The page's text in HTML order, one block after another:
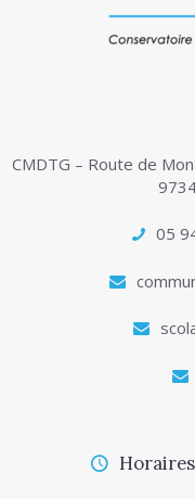
CMDTG – Route de
05